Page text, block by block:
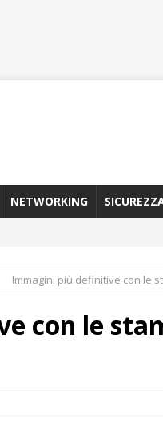
NETWORKING
Immagini più definitive con le
con le